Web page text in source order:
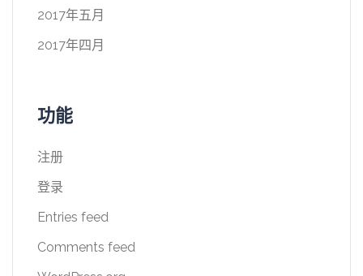
2017年五月
2017年四月
功能
注册
登录
Entries feed
Comments feed